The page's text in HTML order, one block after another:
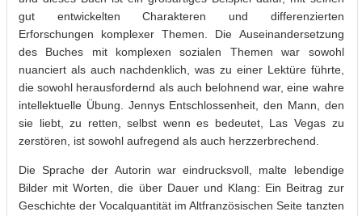
gut entwickelten Charakteren und differenzierten
Erforschungen komplexer Themen. Die Auseinandersetzung
des Buches mit komplexen sozialen Themen war sowohl
nuanciert als auch nachdenklich, was zu einer Lektüre führte,
die sowohl herausfordernd als auch belohnend war, eine wahre
intellektuelle Übung. Jennys Entschlossenheit, den Mann, den
sie liebt, zu retten, selbst wenn es bedeutet, Las Vegas zu
zerstören, ist sowohl aufregend als auch herzzerbrechend.
Die Sprache der Autorin war eindrucksvoll, malte lebendige
Bilder mit Worten, die über Dauer und Klang: Ein Beitrag zur
Geschichte der Vocalquantität im Altfranzösischen Seite tanzten